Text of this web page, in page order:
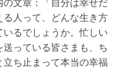
の文章：「自分は幸せだ
る人って、どんな生き方
いるでしょうか。忙しい
送っている皆さまも、ち
立ち止まって本当の幸福